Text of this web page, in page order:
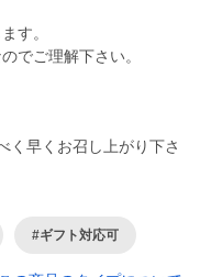
す。
でご理解下さい。
く早くお召し上がり下さ
#ギフト対応可